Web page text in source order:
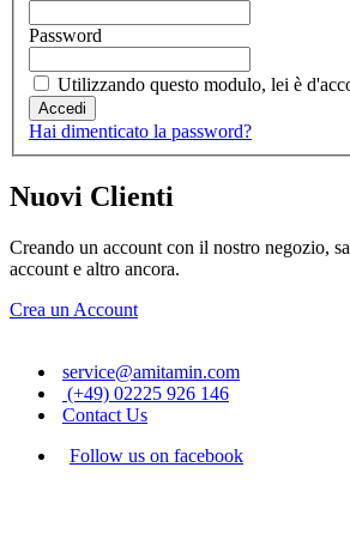
Password
Utilizzando questo modulo, lei è
Accedi
Hai dimenticato la password?
Nuovi Clienti
Creando un account con il nostro negozio,
account e altro ancora.
Crea un Account
service@amitamin.com
(+49) 02225 926 146
Contact Us
Follow us on facebook